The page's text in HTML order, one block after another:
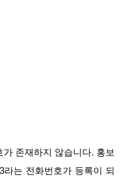
존재하지 않습니다. 홍보
라는 전화번호가 등록이 되